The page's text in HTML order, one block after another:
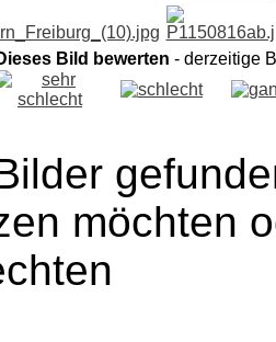
Bild bewerten - derzeitige
möchten